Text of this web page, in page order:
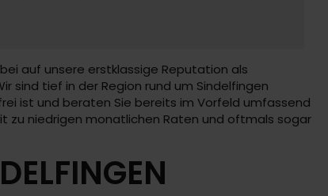
auf unsere erstklassige Reputation als
sind tief in der Region rund um Sindelfingen
ist und beraten Sie bereits im Vorfeld umfassend
zu niedrigen monatlichen Raten und oftmals sogar